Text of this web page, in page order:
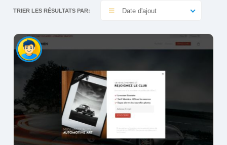
TRIER LES RÉSULTATS PAR: Date d'ajout